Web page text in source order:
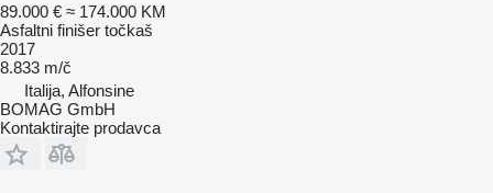
89.000 € ≈ 174.000 KM
Asfaltni finišer točkaš
2017
8.833 m/č
Italija, Alfonsine
BOMAG GmbH
Kontaktirajte prodavca